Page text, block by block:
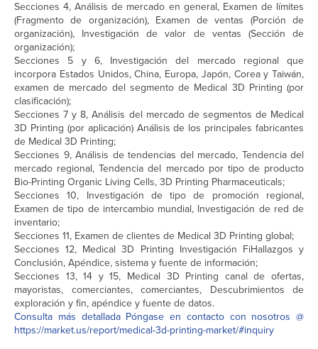
Secciones 4, Análisis de mercado en general, Examen de límites
(Fragmento de organización), Examen de ventas (Porción de
organización), Investigación de valor de ventas (Sección de
organización);
Secciones 5 y 6, Investigación del mercado regional que
incorpora Estados Unidos, China, Europa, Japón, Corea y Taiwán,
examen de mercado del segmento de Medical 3D Printing (por
clasificación);
Secciones 7 y 8, Análisis del mercado de segmentos de Medical
3D Printing (por aplicación) Análisis de los principales fabricantes
de Medical 3D Printing;
Secciones 9, Análisis de tendencias del mercado, Tendencia del
mercado regional, Tendencia del mercado por tipo de producto
Bio-Printing Organic Living Cells, 3D Printing Pharmaceuticals;
Secciones 10, Investigación de tipo de promoción regional,
Examen de tipo de intercambio mundial, Investigación de red de
inventario;
Secciones 11, Examen de clientes de Medical 3D Printing global;
Secciones 12, Medical 3D Printing Investigación FiHallazgos y
Conclusión, Apéndice, sistema y fuente de información;
Secciones 13, 14 y 15, Medical 3D Printing canal de ofertas,
mayoristas, comerciantes, comerciantes, Descubrimientos de
exploración y fin, apéndice y fuente de datos.
Consulta más detallada Póngase en contacto con nosotros @
https://market.us/report/medical-3d-printing-market/#inquiry